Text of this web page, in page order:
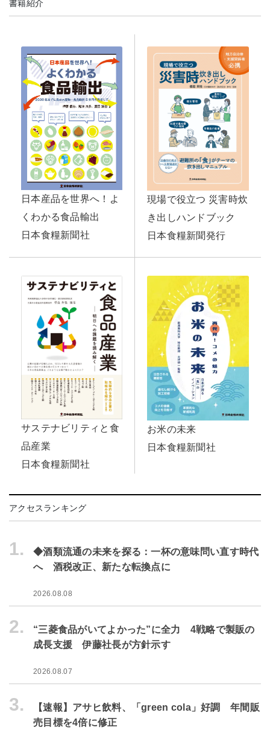
書籍紹介
日本産品を世界へ！よ
くわかる食品輸出
日本食糧新聞社
現場で役立つ 災害時炊
き出しハンドブック
日本食糧新聞発行
サステナビリティと食
品産業
日本食糧新聞社
お米の未来
日本食糧新聞社
アクセスランキング
1.
◆酒類流通の未来を探る：一杯の意味問い直す時代
へ 酒税改正、新たな転換点に
2026.08.08
2.
“三菱食品がいてよかった”に全力 4戦略で製販の
成長支援 伊藤社長が方針示す
2026.08.07
3.
【速報】アサヒ飲料、「green cola」好調 年間販
売目標を4倍に修正